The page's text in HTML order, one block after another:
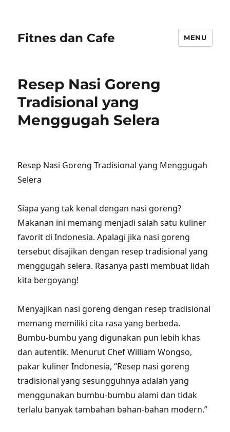
Fitnes dan Cafe MENU
Resep Nasi Goreng
Tradisional yang
Menggugah Selera
Resep Nasi Goreng Tradisional yang Menggugah
Selera
Siapa yang tak kenal dengan nasi goreng?
Makanan ini memang menjadi salah satu kuliner
favorit di Indonesia. Apalagi jika nasi goreng
tersebut disajikan dengan resep tradisional yang
menggugah selera. Rasanya pasti membuat lidah
kita bergoyang!
Menyajikan nasi goreng dengan resep tradisional
memang memiliki cita rasa yang berbeda.
Bumbu-bumbu yang digunakan pun lebih khas
dan autentik. Menurut Chef William Wongso,
pakar kuliner Indonesia, “Resep nasi goreng
tradisional yang sesungguhnya adalah yang
menggunakan bumbu-bumbu alami dan tidak
terlalu banyak tambahan bahan-bahan modern.”